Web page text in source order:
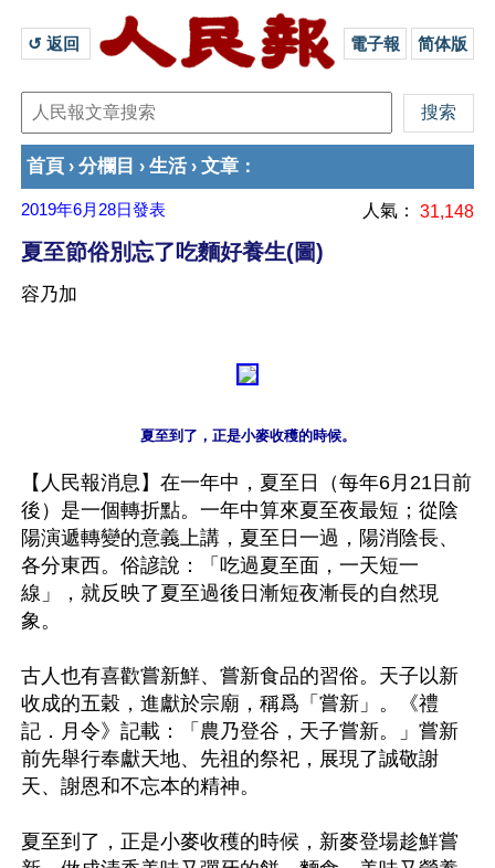
↺ 返回 電子報 简体版
首頁 › 分欄目 › 生活 › 文章 ：
2019年6月28日發表 人氣： 31,148
夏至節俗別忘了吃麵好養生(圖)
容乃加
【人民報消息】在一年中，夏至日（每年6月21日前
後）是一個轉折點。一年中算來夏至夜最短；從陰
陽演遞轉變的意義上講，夏至日一過，陽消陰長、
各分東西。俗諺說：「吃過夏至面，一天短一
線」，就反映了夏至過後日漸短夜漸長的自然現
象。
古人也有喜歡嘗新鮮、嘗新食品的習俗。天子以新
收成的五穀，進獻於宗廟，稱爲「嘗新」。《禮
記．月令》記載：「農乃登谷，天子嘗新。」嘗新
前先舉行奉獻天地、先祖的祭祀，展現了誠敬謝
天、謝恩和不忘本的精神。
夏至到了，正是小麥收穫的時候，新麥登場趁鮮嘗